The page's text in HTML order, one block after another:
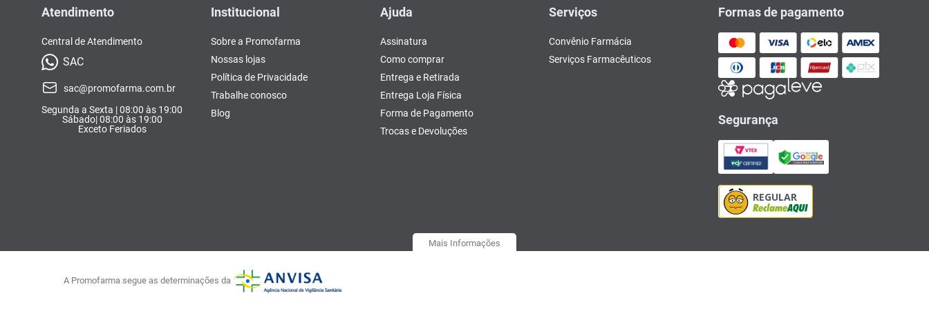
Atendimento
Central de Atendimento
SAC
sac@promofarma.com.br
Segunda a Sexta | 08:00 às 19:00
Sábado| 08:00 às 19:00
Exceto Feriados
Institucional
Sobre a Promofarma
Nossas lojas
Política de Privacidade
Trabalhe conosco
Blog
Ajuda
Assinatura
Como comprar
Entrega e Retirada
Entrega Loja Física
Forma de Pagamento
Trocas e Devoluções
Serviços
Convênio Farmácia
Serviços Farmacêuticos
Formas de pagamento
Segurança
Mais Informações
A Promofarma segue as determinações da